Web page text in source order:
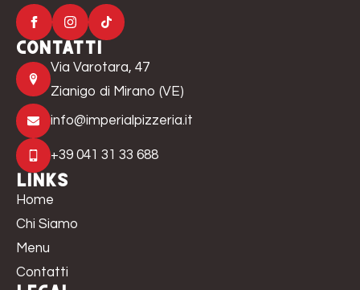
Contatti
Via Varotara, 47
Zianigo di Mirano (VE)
info@imperialpizzeria.it
+39 041 31 33 688
Links
Home
Chi Siamo
Menu
Contatti